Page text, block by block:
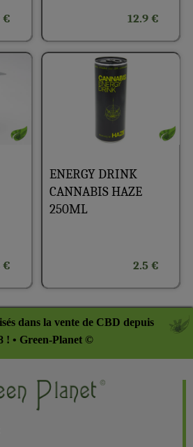
€ 12.9 €
€
ENERGY DRINK
CANNABIS HAZE
250ML
2.5 €
dans la vente de CBD depuis
! • Green-Planet ©